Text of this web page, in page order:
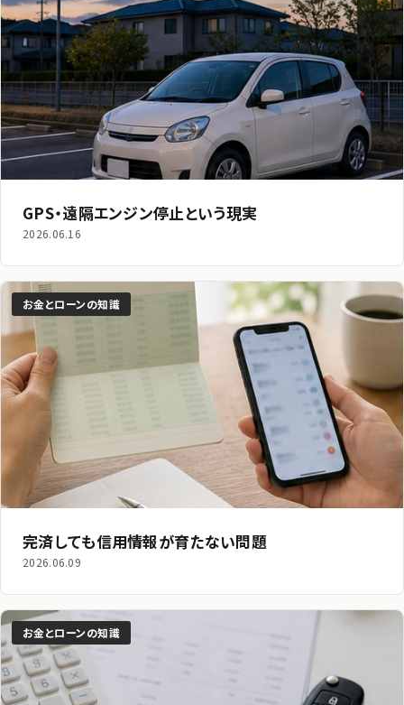
GPS・遠隔エンジン停止という現実
2026.06.16
お金とローンの知識
完済しても信用情報が育たない問題
2026.06.09
お金とローンの知識